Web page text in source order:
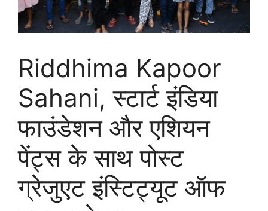
Riddhima Kapoor
Sahani, स्‍टार्ट इंडिया
फाउंडेशन और एशियन
पेंट्स के साथ पोस्‍ट
ग्रेजुएट इंस्टिट्यूट ऑफ